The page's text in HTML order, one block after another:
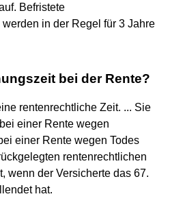
Befristete
in der Regel für 3 Jahre
bei der Rente?
rentenrechtliche Zeit. ... Sie
einer Rente wegen
einer Rente wegen Todes
rentenrechtlichen
wenn der Versicherte das 67.
hat.